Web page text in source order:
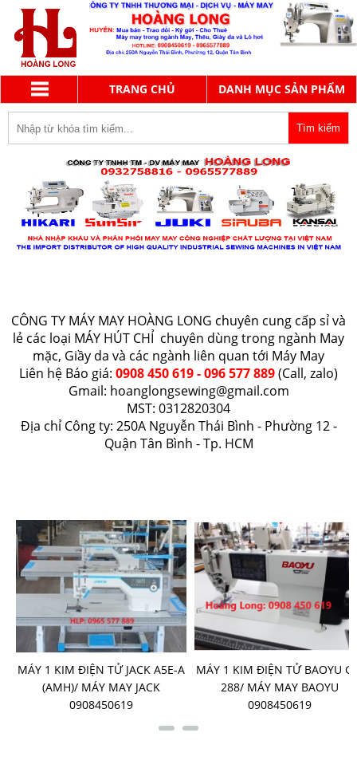
TRANG CHỦ DANH MỤC SẢN PHẨM
CÔNG TY MÁY MAY HOÀNG LONG chuyên cung cấp sỉ và
lẻ các loại MÁY HÚT CHỈ chuyên dùng trong ngành May
mặc, Giầy da và các ngành liên quan tới Máy May
Liên hệ Báo giá: 0908 450 619 - 096 577 889(Call, zalo)
Gmail: hoanglongsewing@gmail.com
MST: 0312820304
Địa chỉ Công ty: 250A Nguyễn Thái Bình - Phường 12 -
Quận Tân Bình - Tp. HCM
MÁY 1 KIM ĐIỆN TỬ JACK A5E-A
(AMH)/ MÁY MAY JACK
0908450619
MÁY 1 KIM ĐIỆN TỬ BAOYU
288/ MÁY MAY BAOYU
0908450619